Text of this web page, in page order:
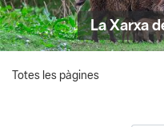
La Xarxa
Totes les pàgines